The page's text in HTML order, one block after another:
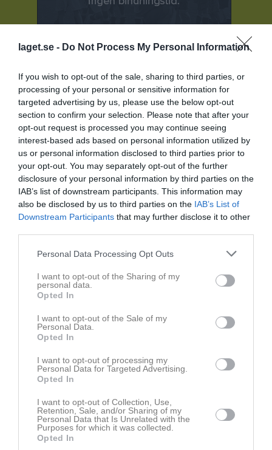
laget.se - Do Not Process My Personal Information
If you wish to opt-out of the sale, sharing to third parties, or
processing of your personal or sensitive information for
targeted advertising by us, please use the below opt-out
section to confirm your selection. Please note that after your
opt-out request is processed you may continue seeing
interest-based ads based on personal information utilized by
us or personal information disclosed to third parties prior to
your opt-out. You may separately opt-out of the further
disclosure of your personal information by third parties on the
IAB’s list of downstream participants. This information may
also be disclosed by us to third parties on the IAB’s List of
Downstream Participants that may further disclose it to other
Personal Data Processing Opt Outs
I want to opt-out of the Sharing of my
personal data.
Opted In
I want to opt-out of the Sale of my
Personal Data.
Opted In
I want to opt-out of processing my
Personal Data for Targeted Advertising.
Opted In
I want to opt-out of Collection, Use,
Retention, Sale, and/or Sharing of my
Personal Data that Is Unrelated with the
Purposes for which it was collected.
Opted In
Senast uppladdade video
Ingen video uppladdad
Logga in och ladda upp ert första klipp
Inget album finns skapat
På gång Kalender
Sammandrag Luleå SK